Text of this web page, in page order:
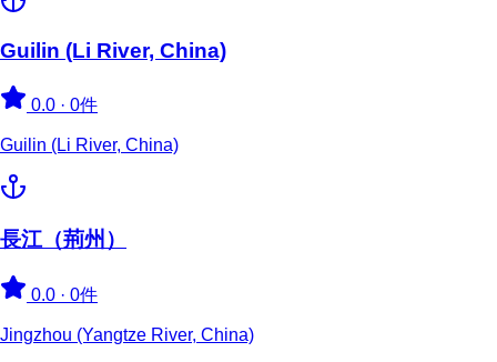
Guilin (Li River, China)
0.0 · 0件
Guilin (Li River, China)
長江（荊州）
0.0 · 0件
Jingzhou (Yangtze River, China)